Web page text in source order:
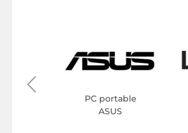
PC portable
ASUS